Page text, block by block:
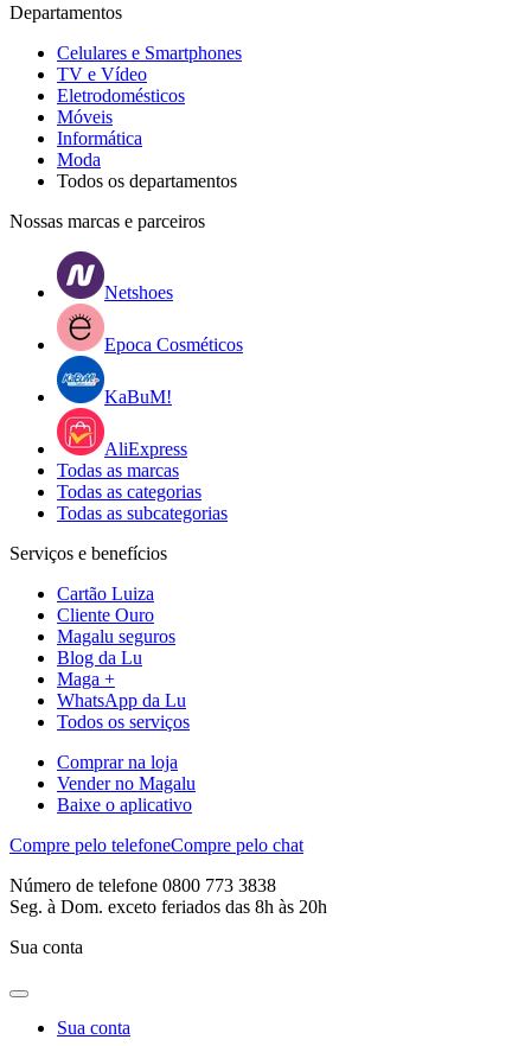
Departamentos
Celulares e Smartphones
TV e Vídeo
Eletrodomésticos
Móveis
Informática
Moda
Todos os departamentos
Nossas marcas e parceiros
Netshoes
Epoca Cosméticos
KaBuM!
AliExpress
Todas as marcas
Todas as categorias
Todas as subcategorias
Serviços e benefícios
Cartão Luiza
Cliente Ouro
Magalu seguros
Blog da Lu
Maga +
WhatsApp da Lu
Todos os serviços
Comprar na loja
Vender no Magalu
Baixe o aplicativo
Compre pelo telefoneCompre pelo chat
Número de telefone 0800 773 3838
Seg. à Dom. exceto feriados das 8h às 20h
Sua conta
Sua conta